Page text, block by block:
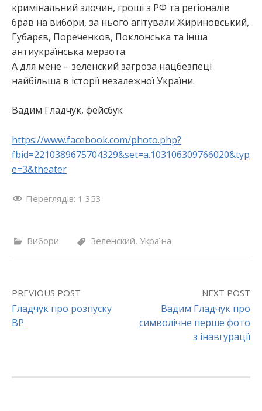
кримінальний злочин, гроші з РФ та регіоналів
брав на вибори, за нього агітували Жириновський,
Губарєв, Пореченков, Поклонська та інша
антиукраїнська мерзота.
А для мене – зеленский загроза нацбезпеці
найбільша в історії незалежної України.
Вадим Гладчук, фейсбук
https://www.facebook.com/photo.php?
fbid=2210389675704329&set=a.103106309766020&typ
e=3&theater
Переглядів: 1 353
Вибори Зеленский, Україна
P
s
PREVIOUS POST
Гладчук про розпуску
ВР
NEXT POST
Вадим Гладчук про
символічне перше фото
з інавгурації